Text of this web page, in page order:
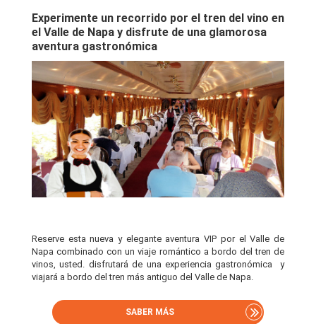
Experimente un recorrido por el tren del vino en
el Valle de Napa y disfrute de una glamorosa
aventura gastronómica
Reserve esta nueva y elegante aventura VIP por el Valle de
Napa combinado con un viaje romántico a bordo del tren de
vinos, usted. disfrutará de una experiencia gastronómica y
viajará a bordo del tren más antiguo del Valle de Napa.
SABER MÁS